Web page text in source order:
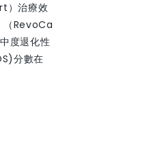
）治療效
（RevoCa
度退化性
分數在